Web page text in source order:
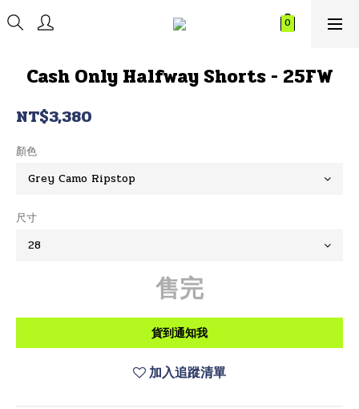
Cash Only Halfway Shorts - 25FW
NT$3,380
顏色
尺寸
售完
貨到通知我
加入追蹤清單